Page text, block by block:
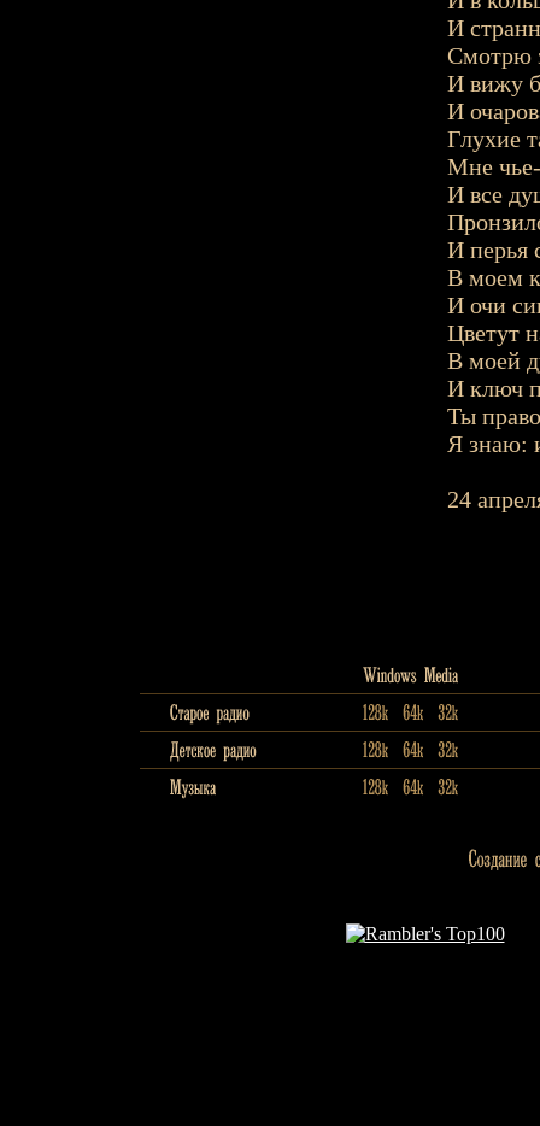
И
Смотрю
И вижу
И
Глухие
Мне чье-
И все
И перья
В моем
И очи
Цветут
В моей
И ключ
Ты
Я знаю:
24